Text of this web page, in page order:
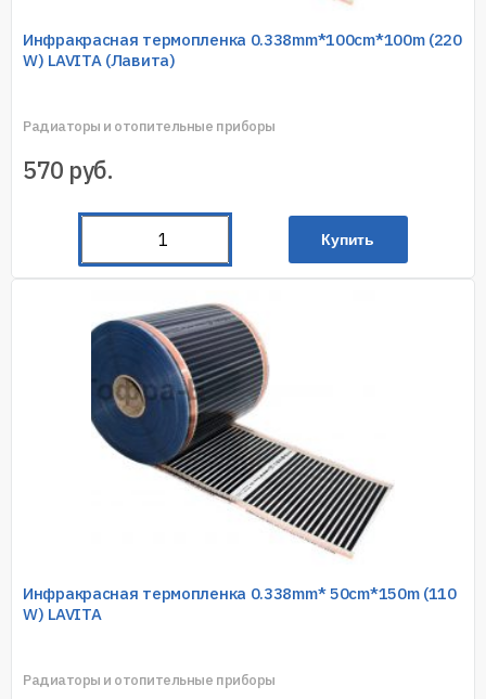
Инфракрасная термопленка 0.338mm*100cm*100m (220
W) LAVITA (Лавита)
Радиаторы и отопительные приборы
570 руб.
Купить
Инфракрасная термопленка 0.338mm* 50cm*150m (110
W) LAVITA
Радиаторы и отопительные приборы